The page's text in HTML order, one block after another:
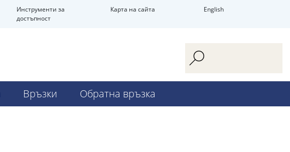
Инструменти за
достъпност
Карта на сайта English
Връзки Обратна връзка